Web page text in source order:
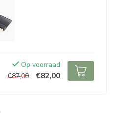
Op voorraad
€87,00
€82,00